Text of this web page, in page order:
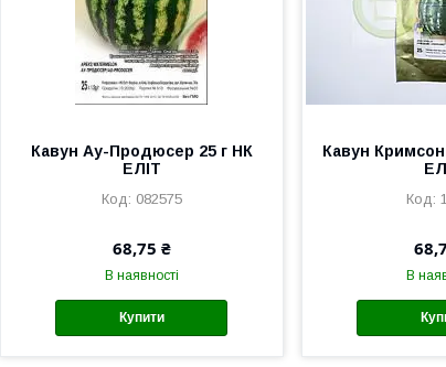
Кавун Ау-Продюсер 25 г НК
ЕЛІТ
082575
68,75 ₴
В наявності
Купити
Кавун Кримсон
В